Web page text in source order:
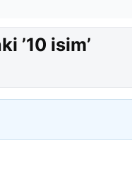
’10 isim’